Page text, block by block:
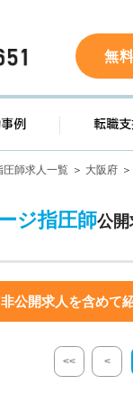
0120-941-651 無
転職成功事例
圧師求人一覧 大阪府
ジ指圧師公開
非公開求人を含めて
<< <